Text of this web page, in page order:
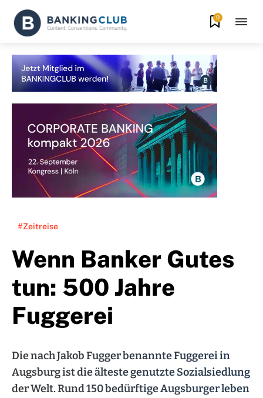
0
#Zeitreise
Wenn Banker Gutes
tun: 500 Jahre
Fuggerei
Die nach Jakob Fugger benannte Fuggerei in
Augsburg ist die älteste genutzte Sozialsiedlung
der Welt. Rund 150 bedürftige Augsburger leben